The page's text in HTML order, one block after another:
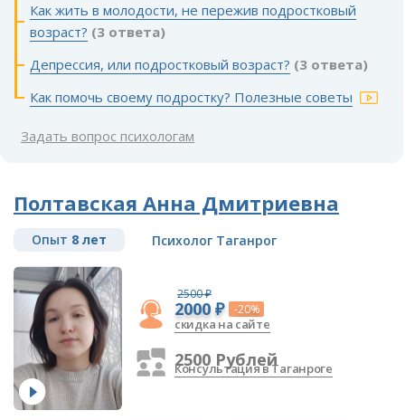
Как жить в молодости, не пережив подростковый
возраст? (3 ответа)
Депрессия, или подростковый возраст? (3 ответа)
Как помочь своему подростку? Полезные советы
Задать вопрос психологам
Полтавская Анна Дмитриевна
Опыт 8 лет Психолог Таганрог
2500 ₽
2000 ₽ -20%
скидка на сайте
2500 Рублей
Консультация в Таганроге